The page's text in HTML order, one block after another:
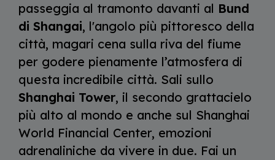
passeggia al tramonto davanti al Bund
di Shangai, l'angolo più pittoresco della
città, magari cena sulla riva del fiume
per godere pienamente l’atmosfera di
questa incredibile città. Sali sullo
Shanghai Tower, il secondo grattacielo
più alto al mondo e anche sul Shanghai
World Financial Center, emozioni
adrenaliniche da vivere in due. Fai un